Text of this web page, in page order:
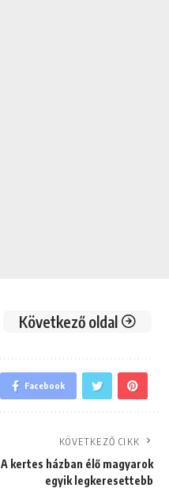
Következő oldal
Facebook
KÖVETKEZŐ CIKK
A kertes házban élő magyarok
egyik legkeresettebb